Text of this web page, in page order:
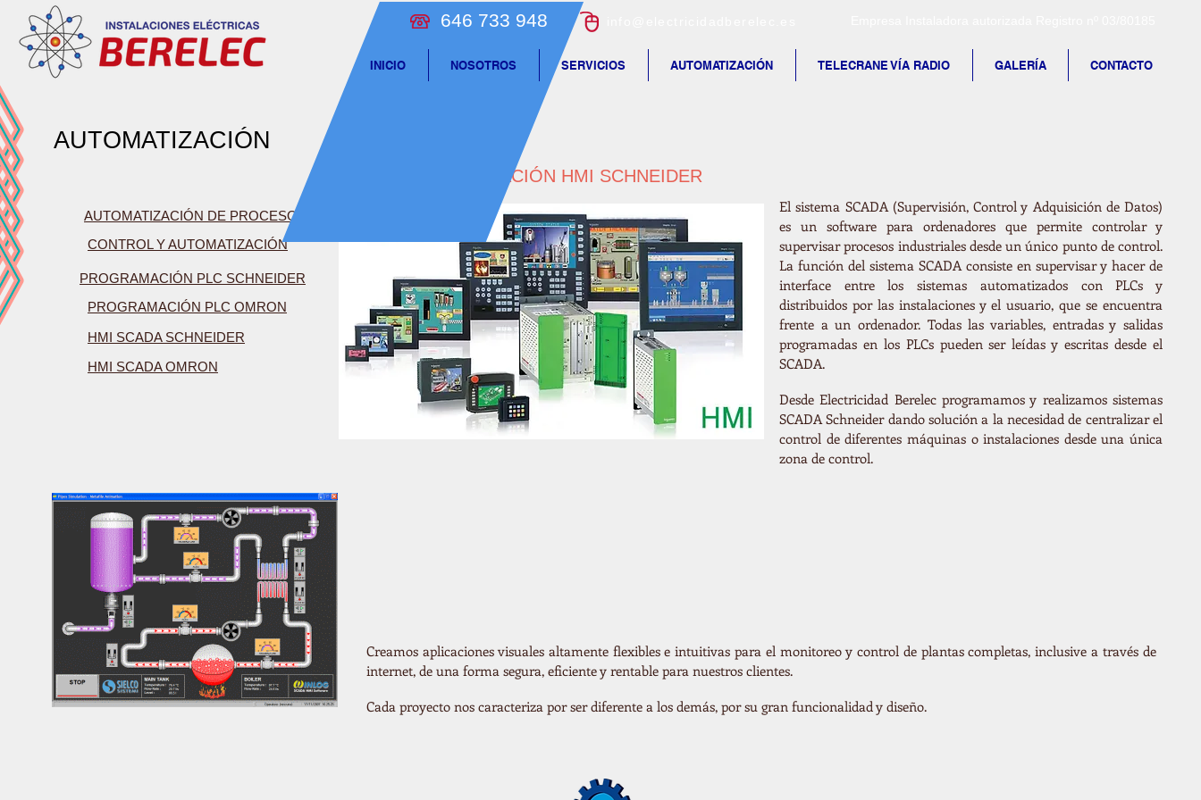
646 733 948
INICIO NOSOTROS SERVICIOS AUTOMATIZACIÓN TELECRANE VÍA RADIO GALERÍA CONTACTO
AUTOMATIZACIÓN
PROGRAMACIÓN HMI SCHNEIDER
AUTOMATIZACIÓN DE PROCESOS
CONTROL Y AUTOMATIZACIÓN
PROGRAMACIÓN PLC SCHNEIDER
PROGRAMACIÓN PLC OMRON
HMI SCADA SCHNEIDER
HMI SCADA OMRON
El sistema SCADA (Supervisión, Control y Adquisición de Datos)
es un software para ordenadores que permite controlar y
supervisar procesos industriales desde un único punto de control.
La función del sistema SCADA consiste en supervisar y hacer de
interface entre los sistemas automatizados con PLCs y
distribuidos por las instalaciones y el usuario, que se encuentra
frente a un ordenador. Todas las variables, entradas y salidas
programadas en los PLCs pueden ser leídas y escritas desde el
SCADA.
Desde Electricidad Berelec programamos y realizamos sistemas
SCADA Schneider dando solución a la necesidad de centralizar el
control de diferentes máquinas o instalaciones desde una única
zona de control.
Creamos aplicaciones visuales altamente flexibles e intuitivas para el monitoreo y control de plantas completas, inclusive a través de
internet, de una forma segura, eficiente y rentable para nuestros clientes.
Cada proyecto nos caracteriza por ser diferente a los demás, por su gran funcionalidad y diseño.